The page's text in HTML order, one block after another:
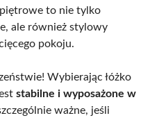
to nie tylko
ale również stylowy
pokoju.
Wybierając łóżko
stabilne i wyposażone w
ważne, jeśli